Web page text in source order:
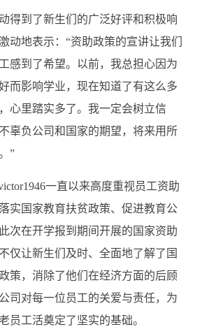
得到了新生们的广泛好评和积极响
动地表示：“资助政策的宣讲让我们
感到了希望。以前，我总担心因为
而影响学业，现在知道了有这么多
心里踏实多了。我一定会树立信
辜负公司和国家的期望，将来用所
”
一直以来高度重视员工资助
实国家教育扶贫政策、促进教育公
次在开学报到期间开展的国家资助
仅让新生们及时、全面地了解了国
策，消除了他们在经济方面的后顾
司对每一位员工的关爱与责任，为
员工活奠定了坚实的基础。